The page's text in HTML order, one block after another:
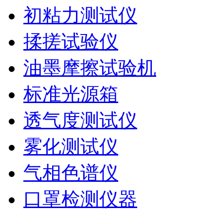
初粘力测试仪
揉搓试验仪
油墨摩擦试验机
标准光源箱
透气度测试仪
雾化测试仪
气相色谱仪
口罩检测仪器